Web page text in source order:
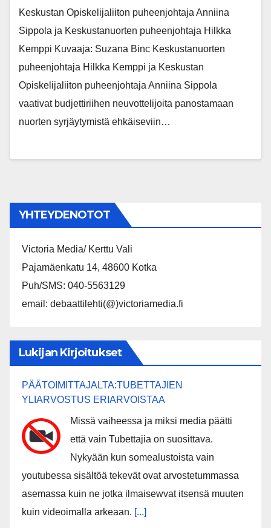
Keskustan Opiskelijaliiton puheenjohtaja Anniina
Sippola ja Keskustanuorten puheenjohtaja Hilkka
Kemppi Kuvaaja: Suzana Binc Keskustanuorten
puheenjohtaja Hilkka Kemppi ja Keskustan
Opiskelijaliiton puheenjohtaja Anniina Sippola
vaativat budjettiriihen neuvottelijoita panostamaan
nuorten syrjäytymistä ehkäiseviin…
YHTEYDENOTOT
Victoria Media/ Kerttu Vali
Pajamäenkatu 14, 48600 Kotka
Puh/SMS: 040-5563129
email: debaattilehti(@)victoriamedia.fi
Lukijan Kirjoitukset
PÄÄTOIMITTAJALTA:TUBETTAJIEN
YLIARVOSTUS ERIARVOISTAA
Missä vaiheessa ja miksi media päätti
että vain Tubettajia on suosittava.
Nykyään kun somealustoista vain
youtubessa sisältöä tekevät ovat arvostetummassa
asemassa kuin ne jotka ilmaisewvat itsensä muuten
kuin videoimalla arkeaan. [...]